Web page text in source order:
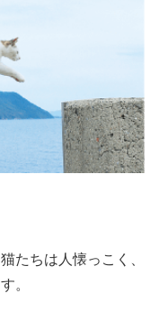
たちは人懐っこく、
。